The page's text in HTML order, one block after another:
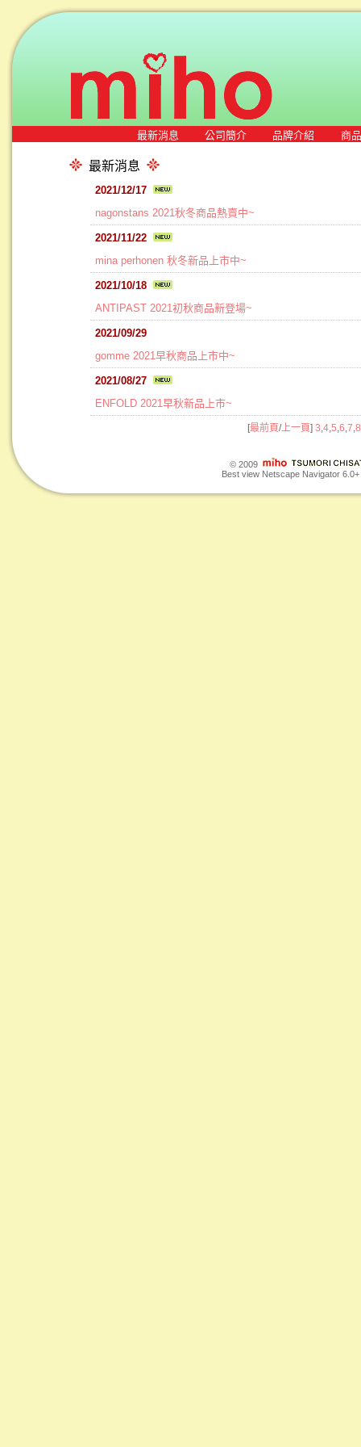
最新消息 公司簡介 品牌介紹 商
最新消息
2021/12/17
nagonstans 2021秋冬商品熱賣中~
2021/11/22
mina perhonen 秋冬新品上市中~
2021/10/18
ANTIPAST 2021初秋商品新登場~
2021/09/29
gomme 2021早秋商品上市中~
2021/08/27
ENFOLD 2021早秋新品上市~
[最前頁/上一頁] 3 4 5 6 7 8
© 2009
Best view Netscape Navigator